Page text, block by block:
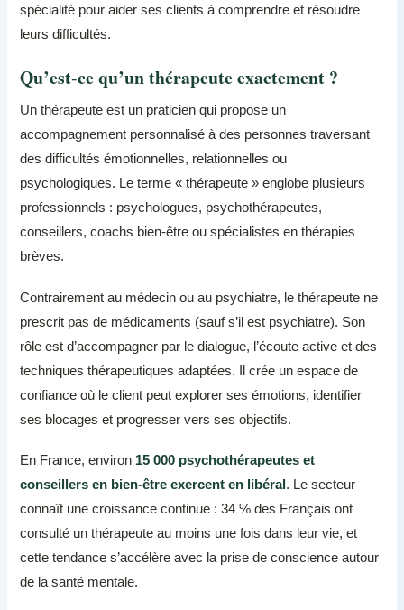
spécialité pour aider ses clients à comprendre et résoudre
leurs difficultés.
Qu’est-ce qu’un thérapeute exactement ?
Un thérapeute est un praticien qui propose un
accompagnement personnalisé à des personnes traversant
des difficultés émotionnelles, relationnelles ou
psychologiques. Le terme « thérapeute » englobe plusieurs
professionnels : psychologues, psychothérapeutes,
conseillers, coachs bien-être ou spécialistes en thérapies
brèves.
Contrairement au médecin ou au psychiatre, le thérapeute ne
prescrit pas de médicaments (sauf s’il est psychiatre). Son
rôle est d’accompagner par le dialogue, l’écoute active et des
techniques thérapeutiques adaptées. Il crée un espace de
confiance où le client peut explorer ses émotions, identifier
ses blocages et progresser vers ses objectifs.
En France, environ 15 000 psychothérapeutes et
conseillers en bien-être exercent en libéral. Le secteur
connaît une croissance continue : 34 % des Français ont
consulté un thérapeute au moins une fois dans leur vie, et
cette tendance s’accélère avec la prise de conscience autour
de la santé mentale.